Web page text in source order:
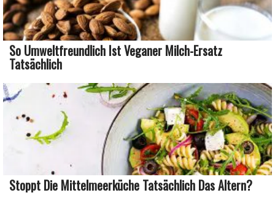
So Umweltfreundlich Ist Veganer Milch-Ersatz
Tatsächlich
Stoppt Die Mittelmeerküche Tatsächlich Das Altern?